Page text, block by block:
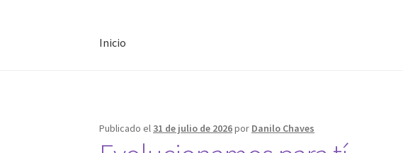
Inicio
Publicado el 31 de julio de 2026por Danilo Chaves